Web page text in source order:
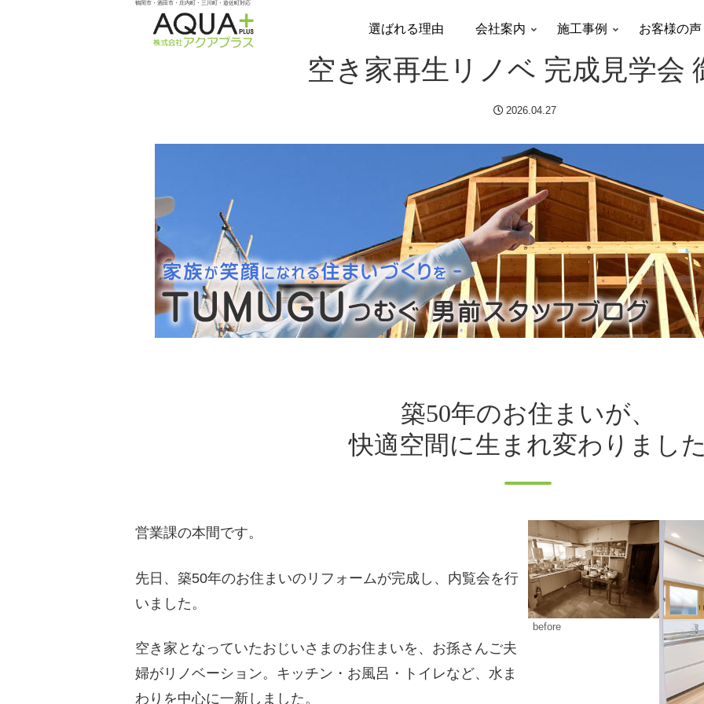
鶴岡市・酒田市・庄内町・三川町・遊佐町対応
選ばれる理由 会社案内 施工事例 お客様の声
空き家再生リノベ 完成見学会
2026.04.27
築50年のお住まいが、
快適空間に生まれ変わりまし
営業課の本間です。
先日、築50年のお住まいのリフォームが完成し、内覧会を行
いました。
空き家となっていたおじいさまのお住まいを、お孫さんご夫
婦がリノベーション。キッチン・お風呂・トイレなど、水ま
わりを中心に一新しました。
before